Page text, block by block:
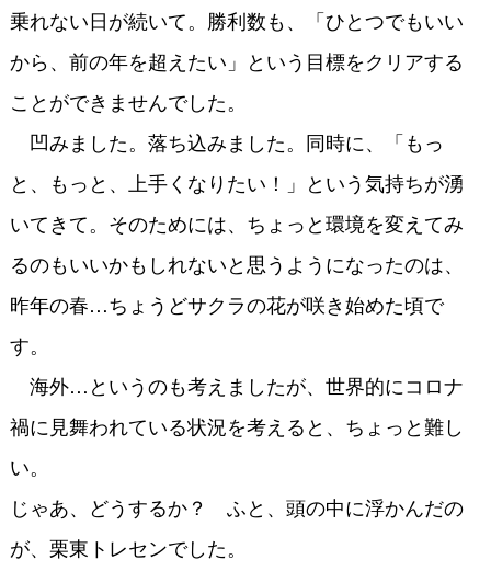
乗れない日が続いて。勝利数も、「ひとつでもいい
から、前の年を超えたい」という目標をクリアする
ことができませんでした。
凹みました。落ち込みました。同時に、「もっ
と、もっと、上手くなりたい！」という気持ちが湧
いてきて。そのためには、ちょっと環境を変えてみ
るのもいいかもしれないと思うようになったのは、
昨年の春…ちょうどサクラの花が咲き始めた頃で
す。
海外…というのも考えましたが、世界的にコロナ
禍に見舞われている状況を考えると、ちょっと難し
い。
じゃあ、どうするか？ ふと、頭の中に浮かんだの
が、栗東トレセンでした。